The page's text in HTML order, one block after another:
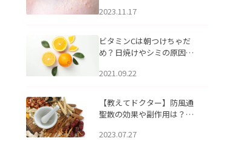
アについて
2023.11.17
ビタミンCは朝つけちゃだ
め？日焼けやシミの原因に
2021.09.22
【教えてドクター】防風通
聖散の効果や副作用は？長
2023.07.27